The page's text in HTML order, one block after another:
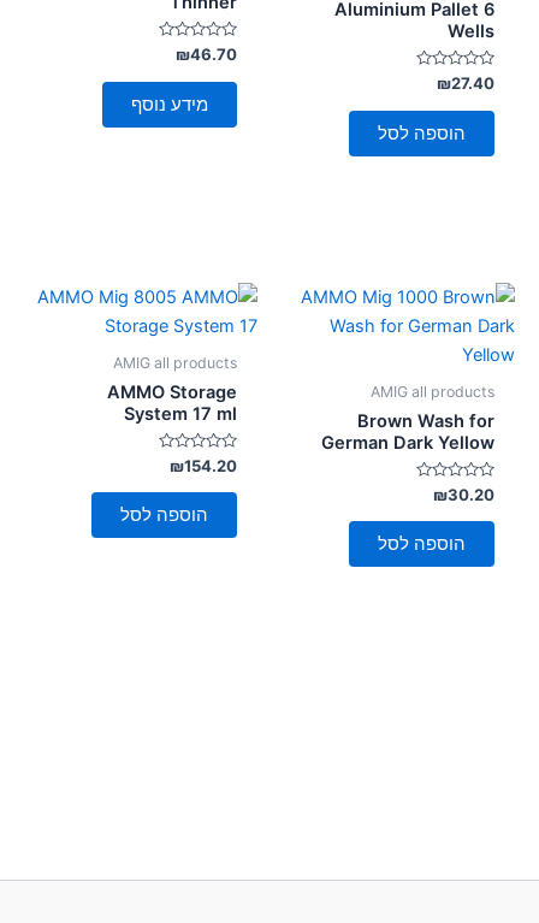
Aluminium Pallet 6
Wells
דורג
0
מתוך
₪27.40
הוספה לסל
דורג
0
מתוך
₪46.70
מידע נוסף
AMIG all products
Brown Wash for
German Dark Yellow
דורג
0
מתוך
₪30.20
הוספה לסל
AMIG all products
AMMO Storage
System 17 ml
דורג
0
מתוך
₪154.20
הוספה לסל